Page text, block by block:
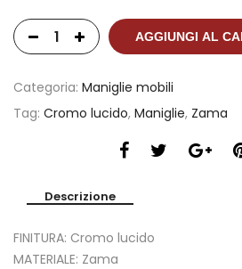
AGGIUNGI AL
Categoria: Maniglie mobili
Tag: Cromo lucido, Maniglie, Zama
Descrizione
FINITURA: Cromo lucido
MATERIALE: Zama